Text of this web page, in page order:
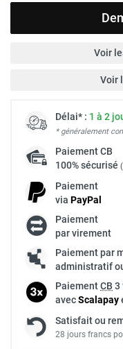
Voir
Voir
Délai* : 1 à 2
* généralement
PaiementCB
100% sécurisé (
Paiement
via PayPal
Paiement
par virement
Paiement par
administratif
PaiementCB 3
avecScalapay
Satisfait ou
28 jours francs